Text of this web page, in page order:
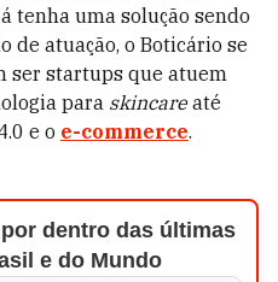
tenha uma solução sendo
de atuação, o Boticário se
ser startups que atuem
para skincareaté
e o e-commerce.
dentro das últimas
e do Mundo